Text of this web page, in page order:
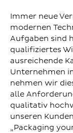
Immer neue
modernen
Aufgaben sind
qualifiziertes
ausreichende
Unternehmen
nehmen wir
alle
qualitativ
unseren
„Packaging